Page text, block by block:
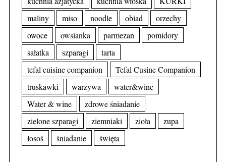
maliny
miso noodle obiad
orzechy
owoce
owsianka parmezan
pomidory
sałatka
szparagi
tarta
tefal cuisine companion
Tefal Cusine Companion
truskawki
warzywa
water&wine
Water & wine
zdrowe śniadanie
zielone szparagi
ziemniaki zioła
zupa
łosoś
śniadanie święta